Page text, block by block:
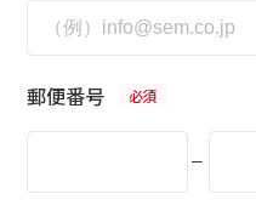
郵便番号
ー